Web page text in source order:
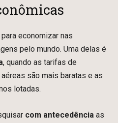
economizar nas
pelo mundo. Uma delas é
, quando as tarifas de
são mais baratas e as
lotadas.
com antecedência as